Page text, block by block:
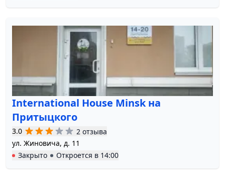
International House Minsk на
Притыцкого
3.0
2 отзыва
ул. Жиновича, д. 11
Закрыто
Откроется в 14:00